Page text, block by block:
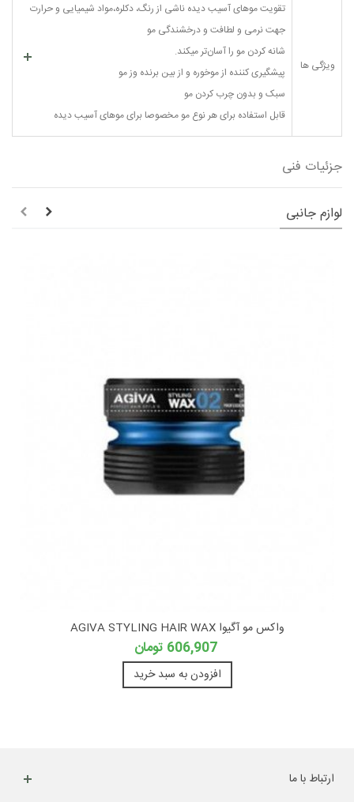
ویژگی ها
تقویت موهای آسیب دیده ناشی از رنگ، دکلره،مواد شیمیایی و حرارت
جهت نرمی و لطافت و درخشندگی مو
شانه کردن مو را آسان‌تر میکند.
پیشگیری کننده از موخوره و از بین برنده وز مو
سبک و بدون چرب کردن مو
قابل استفاده برای هر نوع مو مخصوصا برای موهای آسیب دیده
جزئیات فنی
لوازم جانبی
واکس مو آگیوا AGIVA STYLING HAIR WAX
606,907 تومان
افزودن به سبد خرید
ارتباط با ما